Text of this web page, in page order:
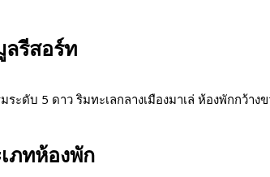
รีสอร์ท
ระดับ 5 ดาว ริมทะเลกลางเมืองมาเล่ ห้องพักกว้า
ภทห้องพัก